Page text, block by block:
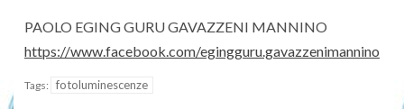
PAOLO EGING GURU GAVAZZENI MANNINO
https://www.facebook.com/egingguru.gavazzenimannino
Tags: fotoluminescenze